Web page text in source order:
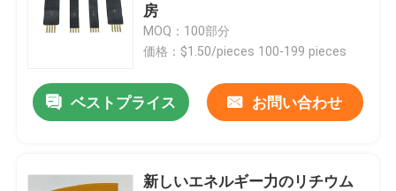
房
MOQ：100部分
価格：$1.50/pieces 100-199 pieces
ベストプライス お問い合わせ
新しいエネルギー力のリチウム